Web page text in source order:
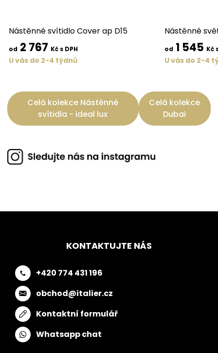
Nástěnné svítidlo Cover ap D15
od 2 767 Kč s DPH
U vás do 2-4 týdnů
Nástěnné
od 1 545 Kč
U vás do 2-4
Celá kolekce Nástěnné
svítidla - ideal lux
Celá kolekce
Dubai
KONTAKTUJTE NÁS
+420 774 431 196
obchod@italier.cz
Kontaktní formulář
Whatsapp chat